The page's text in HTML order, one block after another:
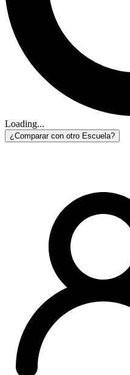
Loading...
¿Comparar con otro Escuela?